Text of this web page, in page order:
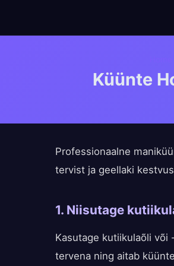
Küünte
Professionaalne
tervist ja geellaki
1. Niisutage
Kasutage kutiikulaõli või
tervena ning aitab